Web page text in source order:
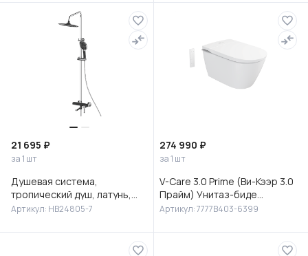
21 695 ₽
за 1 шт
Душевая система,
тропический душ, латунь,
черный/хром, HB24805-7
Артикул: HB24805-7
274 990 ₽
за 1 шт
V-Care 3.0 Prime (Ви-Кээр 3.0
Прайм) Унитаз-биде
подвесной, 7777B403-6399
Артикул: 7777B403-6399